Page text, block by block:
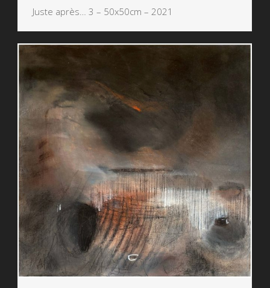
Juste après… 3 – 50x50cm – 2021